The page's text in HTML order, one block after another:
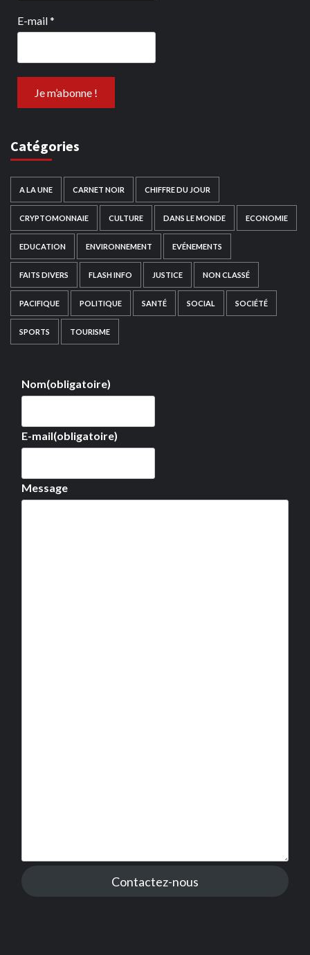
E-mail*
Catégories
A LA UNE CARNET NOIR CHIFFRE DU JOUR
CRYPTOMONNAIE CULTURE DANS LE MONDE ECONOMIE
EDUCATION ENVIRONNEMENT EVÉNEMENTS
FAITS DIVERS FLASH INFO JUSTICE NON CLASSÉ
PACIFIQUE POLITIQUE SANTÉ SOCIAL SOCIÉTÉ
SPORTS TOURISME
Nom(obligatoire)
E-mail(obligatoire)
Message
Contactez-nous